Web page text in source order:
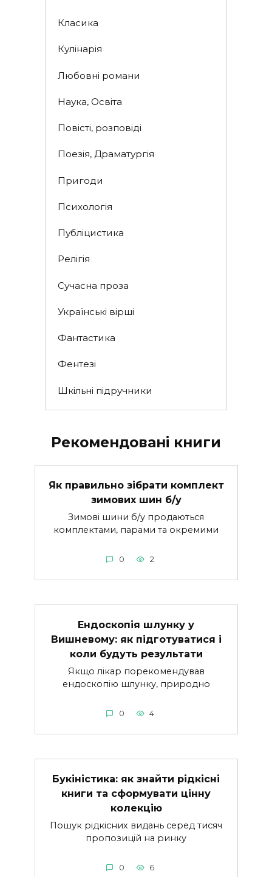
Класика
Кулінарія
Любовні романи
Наука, Освіта
Повісті, розповіді
Поезія, Драматургія
Пригоди
Психологія
Публіцистика
Релігія
Сучасна проза
Українські вірші
Фантастика
Фентезі
Шкільні підручники
Рекомендовані книги
Як правильно зібрати комплект
зимових шин б/у
Зимові шини б/у продаються
комплектами, парами та окремими
0 2
Ендоскопія шлунку у
Вишневому: як підготуватися і
коли будуть результати
Якщо лікар порекомендував
ендоскопію шлунку, природно
0 4
Букіністика: як знайти рідкісні
книги та сформувати цінну
колекцію
Пошук рідкісних видань серед тисяч
пропозицій на ринку
0 6